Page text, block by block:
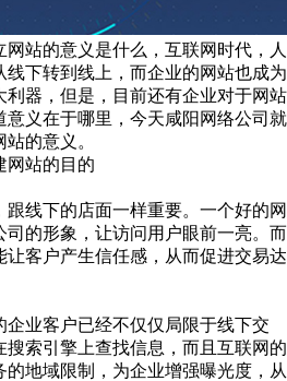
网站的意义是什么，互联网时代，人
下转到线上，而企业的网站也成为
利器，但是，目前还有企业对于网站
义在于哪里，今天咸阳网络公司就
的意义。
网站的目的
线下的店面一样重要。一个好的网
的形象，让访问用户眼前一亮。而
让客户产生信任感，从而促进交易达
业客户已经不仅仅局限于线下交
索引擎上查找信息，而且互联网的
地域限制，为企业增强曝光度，从